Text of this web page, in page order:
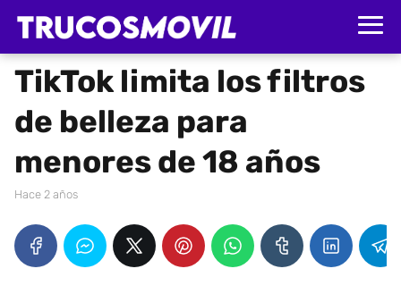
TikTok limita los filtros
de belleza para
menores de 18 años
hace 2 años